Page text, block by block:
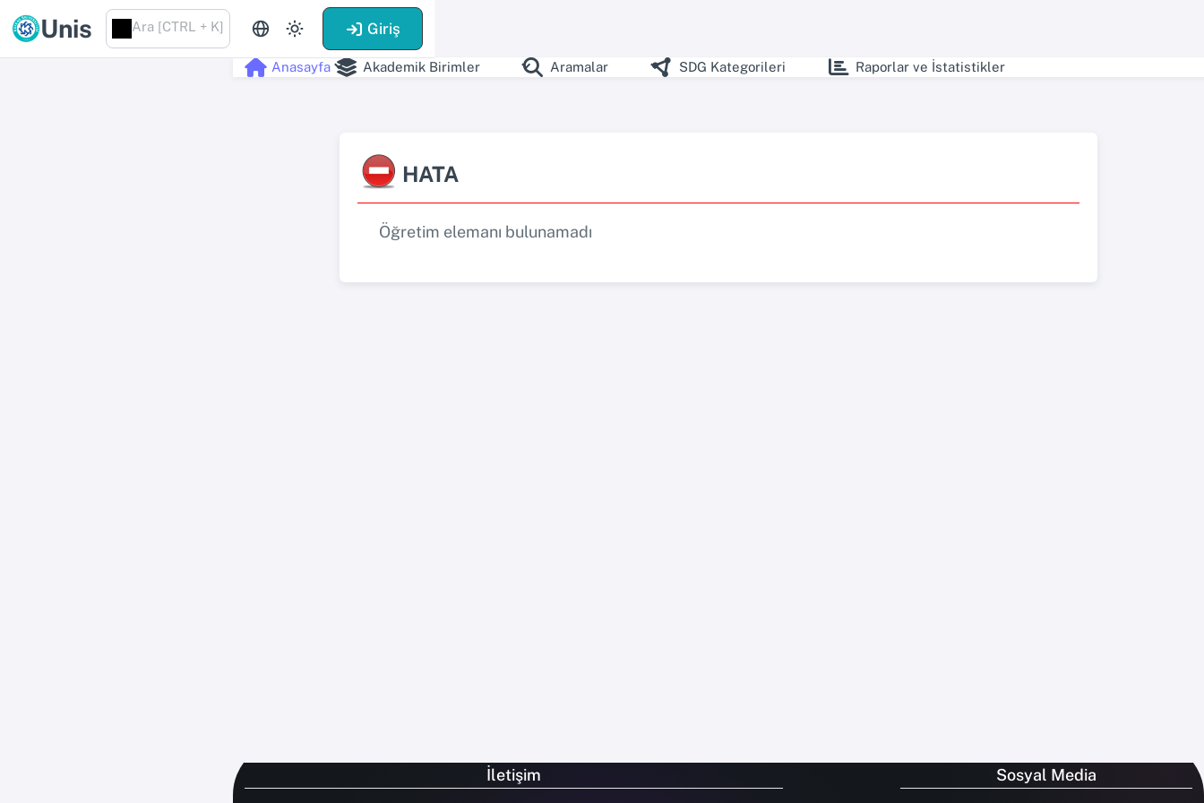
Unis Ara [CTRL + K] Giriş
Anasayfa Akademik Birimler Aramalar SDG Kategorileri Raporlar ve İstatistikler
HATA
Öğretim elemanı bulunamadı
İletişim Sosyal Media